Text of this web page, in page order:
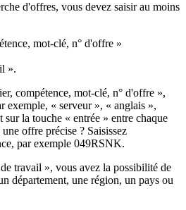
d'offres, vous devez saisir au moins
mot-clé, n° d'offre »
».
compétence, mot-clé, n° d'offre »,
exemple, « serveur », « anglais »,
sur la touche « entrée » entre chaque
offre précise ? Saisissez
par exemple 049RSNK.
travail », vous avez la possibilité de
département, une région, un pays ou